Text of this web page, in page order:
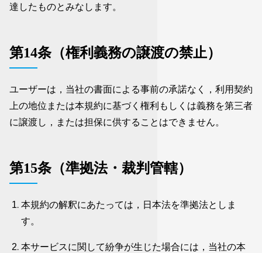
達したものとみなします。
第14条（権利義務の譲渡の禁止）
ユーザーは，当社の書面による事前の承諾なく，利用契約
上の地位または本規約に基づく権利もしくは義務を第三者
に譲渡し，または担保に供することはできません。
第15条（準拠法・裁判管轄）
本規約の解釈にあたっては，日本法を準拠法としま
す。
本サービスに関して紛争が生じた場合には，当社の本